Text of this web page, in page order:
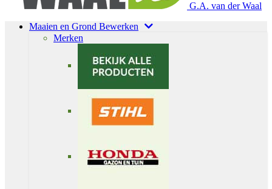
G.A. van der Waal
Maaien en Grond Bewerken
Merken